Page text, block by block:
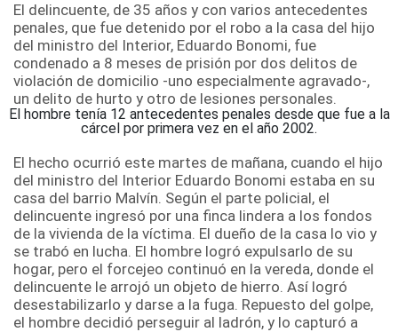
El delincuente, de 35 años y con varios antecedentes
penales, que fue detenido por el robo a la casa del hijo
del ministro del Interior, Eduardo Bonomi, fue
condenado a 8 meses de prisión por dos delitos de
violación de domicilio -uno especialmente agravado-,
un delito de hurto y otro de lesiones personales.
El hombre tenía 12 antecedentes penales desde que fue a la
cárcel por primera vez en el año 2002.
El hecho ocurrió este martes de mañana, cuando el hijo
del ministro del Interior Eduardo Bonomi estaba en su
casa del barrio Malvín. Según el parte policial, el
delincuente ingresó por una finca lindera a los fondos
de la vivienda de la víctima. El dueño de la casa lo vio y
se trabó en lucha. El hombre logró expulsarlo de su
hogar, pero el forcejeo continuó en la vereda, donde el
delincuente le arrojó un objeto de hierro. Así logró
desestabilizarlo y darse a la fuga. Repuesto del golpe,
el hombre decidió perseguir al ladrón, y lo capturó a